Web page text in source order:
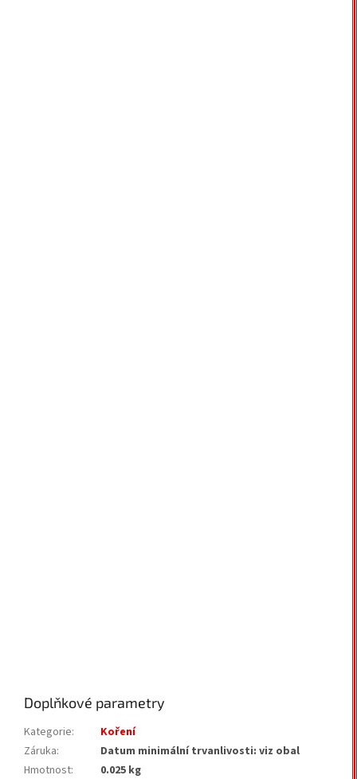
Doplňkové parametry
Kategorie:
Koření
Záruka:
Datum minimální trvanlivosti: viz obal
Hmotnost:
0.025 kg